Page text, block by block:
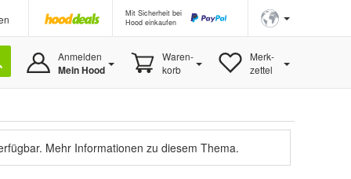
Mit Sicherheit bei
Hood einkaufen
Anmelden
Mein Hood
Waren-
korb
Merk-
zettel
Mehr Informationen zu diesem Thema.